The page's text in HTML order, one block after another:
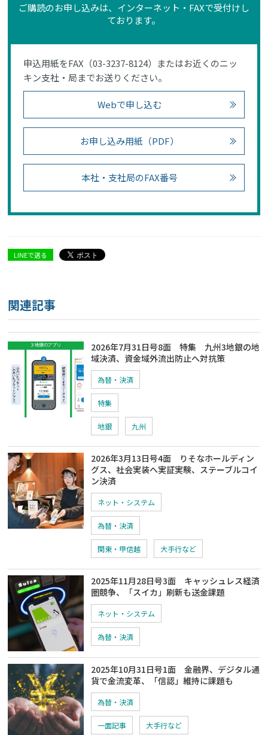
ご購読のお申し込みは、インターネット・FAXで受付けし
ております。
申込用紙をFAX（03-3237-8124）またはお近くのニッ
キン支社・局までお送りください。
Webで申し込む
お申し込み用紙（PDF）
本社・支社局のFAX番号
LINEで送る
関連記事
2026年7月31日号8面 特集 九州3地銀の地
域決済、資金域外流出防止へ対抗策
為替・決済
特集
地銀 九州
2026年3月13日号4面 りそなホールディン
グス、社会実装へ実証実験、ステーブルコイ
ン決済
ネット・システム
為替・決済
関東・甲信越 大手行など
2025年11月28日号3面 キャッシュレス経済
圏競争、「スイカ」刷新も送金課題
ネット・システム
為替・決済
2025年10月31日号1面 金融界、デジタル通
貨で金流変革、「信認」維持に課題も
為替・決済
一面記事 大手行など